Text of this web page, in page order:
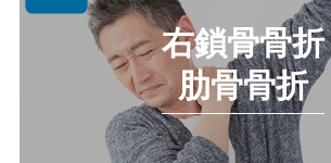
右鎖骨骨折
肋骨骨折